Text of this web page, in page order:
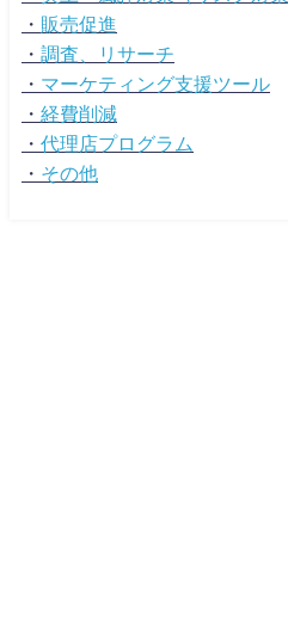
・ 販売促進
・ 調査、リサーチ
・ マーケティング支援ツール
・ 経費削減
・ 代理店プログラム
・ その他